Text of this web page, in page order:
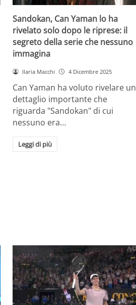
Sandokan, Can Yaman lo ha
rivelato solo dopo le riprese: il
segreto della serie che nessuno
immagina
Ilaria Macchi 4 Dicembre 2025
Can Yaman ha voluto rivelare un
dettaglio importante che
riguarda "Sandokan" di cui
nessuno era…
Leggi di più